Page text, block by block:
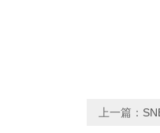
上一篇：